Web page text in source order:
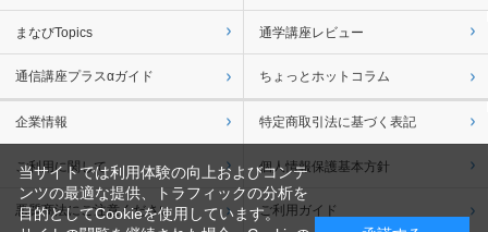
まなびTopics 通学講座レビュー
通信講座プラスαガイド ちょっとホットコラム
企業情報 特定商取引法に基づく表記
ご利用に関して 個人情報保護基本方針
悪質商法にご注意ください ご利用ガイド
当サイトでは利用体験の向上およびコンテ
ンツの最適な提供、トラフィックの分析を
目的としてCookieを使用しています。